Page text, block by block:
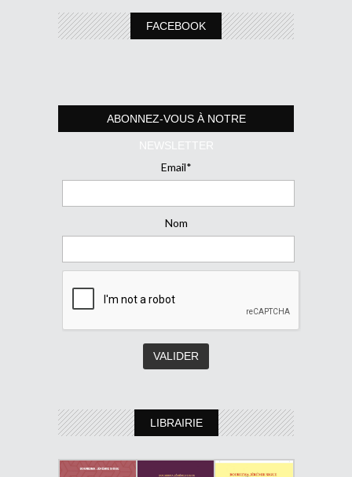
FACEBOOK
ABONNEZ-VOUS À NOTRE
NEWSLETTER
Email*
Nom
LIBRAIRIE